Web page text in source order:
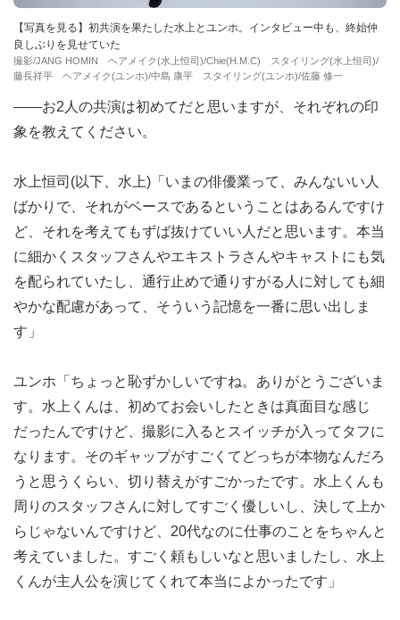
【写真を見る】初共演を果たした水上とユンホ。インタビュー中も、終始仲
良しぶりを見せていた
撮影/JANG HOMIN ヘアメイク(水上恒司)/Chie(H.M.C) スタイリング(水上恒司)/
藤長祥平 ヘアメイク(ユンホ)/中島 康平 スタイリング(ユンホ)/佐藤 修一
――お2人の共演は初めてだと思いますが、それぞれの印
象を教えてください。
水上恒司(以下、水上)「いまの俳優業って、みんないい人
ばかりで、それがベースであるということはあるんですけ
ど、それを考えてもずば抜けていい人だと思います。本当
に細かくスタッフさんやエキストラさんやキャストにも気
を配られていたし、通行止めで通りすがる人に対しても細
やかな配慮があって、そういう記憶を一番に思い出しま
す」
ユンホ「ちょっと恥ずかしいですね。ありがとうございま
す。水上くんは、初めてお会いしたときは真面目な感じ
だったんですけど、撮影に入るとスイッチが入ってタフに
なります。そのギャップがすごくてどっちが本物なんだろ
うと思うくらい、切り替えがすごかったです。水上くんも
周りのスタッフさんに対してすごく優しいし、決して上か
らじゃないんですけど、20代なのに仕事のことをちゃんと
考えていました。すごく頼もしいなと思いましたし、水上
くんが主人公を演じてくれて本当によかったです」